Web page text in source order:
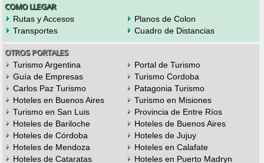
COMO LLEGAR
Rutas y Accesos
Planos de Colon
Transportes
Cuadro de Distancias
OTROS PORTALES
Turismo Argentina
Portal de Turismo
Guía de Empresas
Turismo Cordoba
Carlos Paz Turismo
Patagonia Turismo
Hoteles en Buenos Aires
Turismo en Misiones
Turismo en San Luis
Provincia de Entre Ríos
Hoteles de Bariloche
Hoteles de Buenos Aires
Hoteles de Córdoba
Hoteles de Jujuy
Hoteles de Mendoza
Hoteles en Calafate
Hoteles de Cataratas
Hoteles en Puerto Madryn